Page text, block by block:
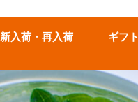
新入荷・再入荷 ギフト